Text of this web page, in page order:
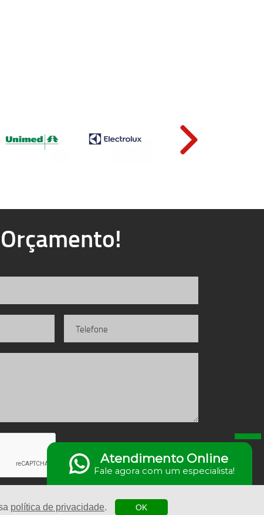
Enviar
Atendimento Online
Fale agora com um especialista!
política de privacidade. OK